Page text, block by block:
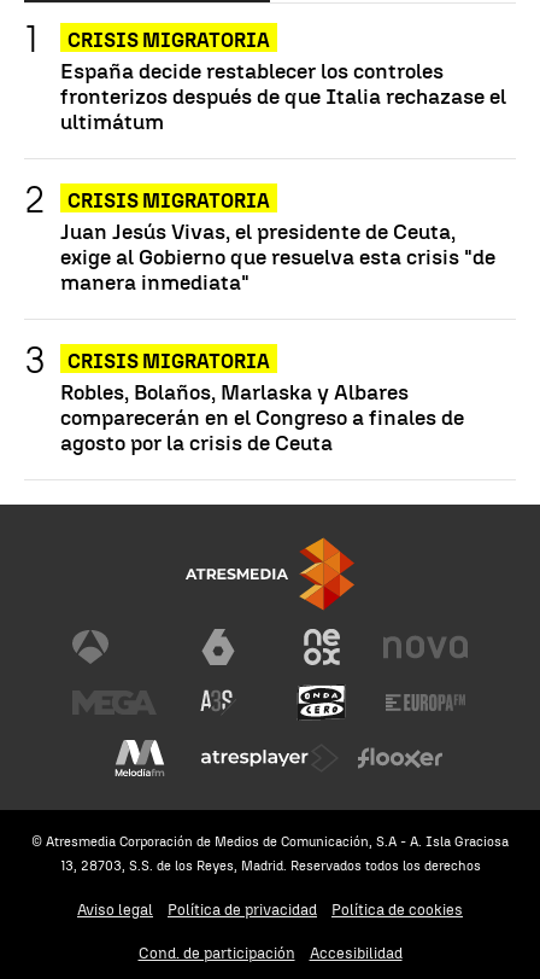
CRISIS MIGRATORIA
España decide restablecer los controles
fronterizos después de que Italia rechazase el
ultimátum
CRISIS MIGRATORIA
Juan Jesús Vivas, el presidente de Ceuta,
exige al Gobierno que resuelva esta crisis "de
manera inmediata"
CRISIS MIGRATORIA
Robles, Bolaños, Marlaska y Albares
comparecerán en el Congreso a finales de
agosto por la crisis de Ceuta
© Atresmedia Corporación de Medios de Comunicación, S.A - A. Isla Graciosa
13, 28703, S.S. de los Reyes, Madrid. Reservados todos los derechos
Aviso legal Política de privacidad Política de cookies
Cond. de participación Accesibilidad